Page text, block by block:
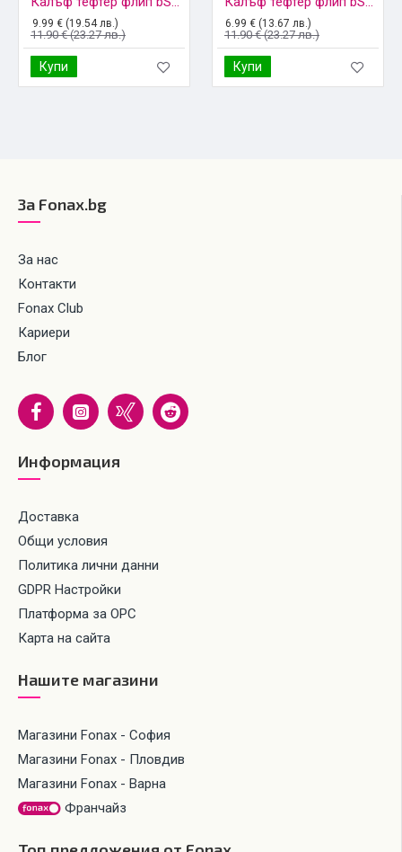
9.99 € (19.54 лв.)
11.90 € (23.27 лв.)
Купи
6.99 € (13.67 лв.)
11.90 € (23.27 лв.)
Купи
За Fonax.bg
За нас
Контакти
Fonax Club
Кариери
Блог
Информация
Доставка
Общи условия
Политика лични данни
GDPR Настройки
Платформа за ОРС
Карта на сайта
Нашите магазини
Магазини Fonax - София
Магазини Fonax - Пловдив
Магазини Fonax - Варна
Франчайз